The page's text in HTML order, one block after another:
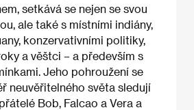
setkává se nejen se svou
ale také s místními indiány,
konzervativními politiky,
a věštci – a především s
Jeho pohroužení se
neuvěřitelného světa sledují
Bob, Falcao a Vera a